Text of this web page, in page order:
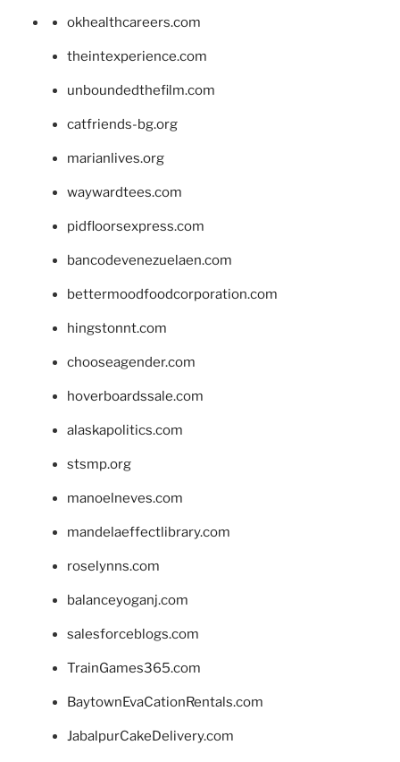
okhealthcareers.com
theintexperience.com
unboundedthefilm.com
catfriends-bg.org
marianlives.org
waywardtees.com
pidfloorsexpress.com
bancodevenezuelaen.com
bettermoodfoodcorporation.com
hingstonnt.com
chooseagender.com
hoverboardssale.com
alaskapolitics.com
stsmp.org
manoelneves.com
mandelaeffectlibrary.com
roselynns.com
balanceyoganj.com
salesforceblogs.com
TrainGames365.com
BaytownEvaCationRentals.com
JabalpurCakeDelivery.com